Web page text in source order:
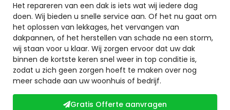
Het repareren van een dak is iets wat wij iedere dag
doen. Wij bieden u snelle service aan. Of het nu gaat om
het oplossen van lekkages, het vervangen van
dakpannen, of het herstellen van schade na een storm,
wij staan voor u klaar. Wij zorgen ervoor dat uw dak
binnen de kortste keren snel weer in top conditie is,
zodat u zich geen zorgen hoeft te maken over nog
meer schade aan uw woonhuis of bedrijf.
Gratis Offerte aanvragen